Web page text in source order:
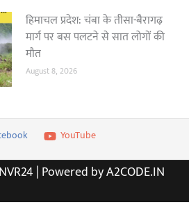
हिमाचल प्रदेश: चंबा के तीसा-बैरागढ़
मार्ग पर बस पलटने से सात लोगों की
मौत
August 8, 2026
YouTube
| Powered by A2CODE.IN